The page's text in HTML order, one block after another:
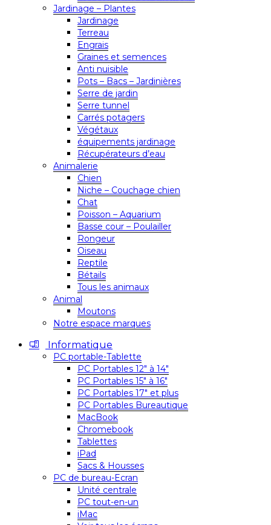
Jardinage – Plantes
Jardinage
Terreau
Engrais
Graines et semences
Anti nuisible
Pots – Bacs – Jardinières
Serre de jardin
Serre tunnel
Carrés potagers
Végétaux
équipements jardinage
Récupérateurs d’eau
Animalerie
Chien
Niche – Couchage chien
Chat
Poisson – Aquarium
Basse cour – Poulailler
Rongeur
Oiseau
Reptile
Bétails
Tous les animaux
Animal
Moutons
Notre espace marques
Informatique
PC portable-Tablette
PC Portables 12″ à 14″
PC Portables 15″ à 16″
PC Portables 17″ et plus
PC Portables Bureautique
MacBook
Chromebook
Tablettes
iPad
Sacs & Housses
PC de bureau-Ecran
Unité centrale
PC tout-en-un
iMac